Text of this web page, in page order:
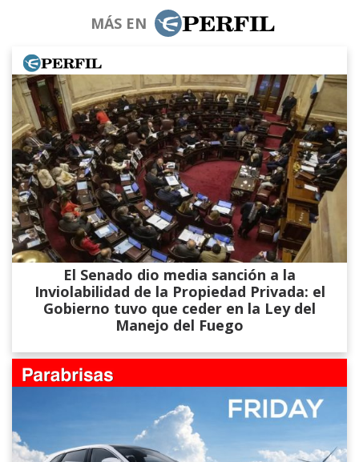
MÁS EN
El Senado dio media sanción a la
Inviolabilidad de la Propiedad Privada: el
Gobierno tuvo que ceder en la Ley del
Manejo del Fuego